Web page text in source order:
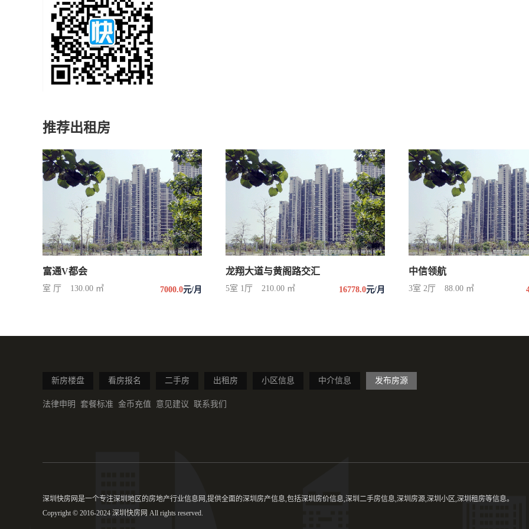
推荐出租房
富通V都会
室 厅 130.00 ㎡ 7000.0元/月
龙翔大道与黄阁路交汇
5室 1厅 210.00 ㎡ 16778.0元/月
中信领航
3室 2厅 88.00 ㎡
新房楼盘 看房报名 二手房 出租房 小区信息 中介信息 发布房源
法律申明 套餐标准 金币充值 意见建议 联系我们
深圳快房网是一个专注深圳地区的房地产行业信息网,提供全面的深圳房产信息,包括深圳房价信息,深圳二手房信息,深圳房源,深圳小区,深圳租房等信息。
Copyright © 2016-2024 深圳快房网 All rights reserved.